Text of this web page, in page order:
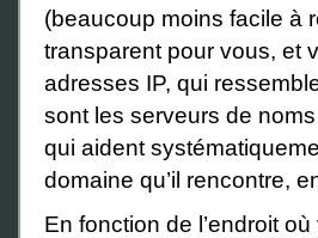
(beaucoup moins facile à
transparent pour vous, et
adresses IP, qui
sont les serveurs de
qui aident
domaine qu’il rencontre,
En fonction de l’endroit